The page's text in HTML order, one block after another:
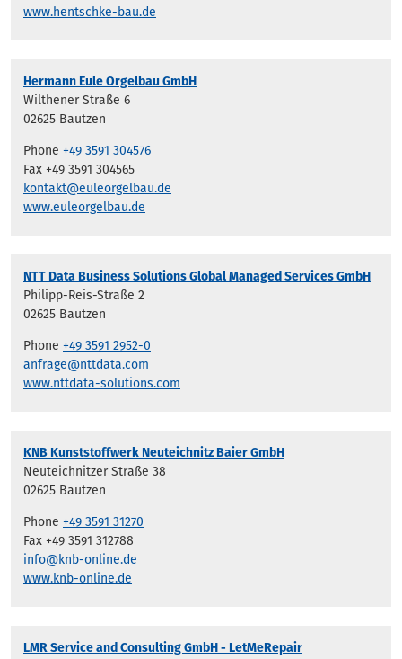
www.hentschke-bau.de
Hermann Eule Orgelbau GmbH
Wilthener Straße 6
02625 Bautzen
Phone +49 3591 304576
Fax +49 3591 304565
kontakt@euleorgelbau.de
www.euleorgelbau.de
NTT Data Business Solutions Global Managed Services GmbH
Philipp-Reis-Straße 2
02625 Bautzen
Phone +49 3591 2952-0
anfrage@nttdata.com
www.nttdata-solutions.com
KNB Kunststoffwerk Neuteichnitz Baier GmbH
Neuteichnitzer Straße 38
02625 Bautzen
Phone +49 3591 31270
Fax +49 3591 312788
info@knb-online.de
www.knb-online.de
LMR Service and Consulting GmbH - LetMeRepair